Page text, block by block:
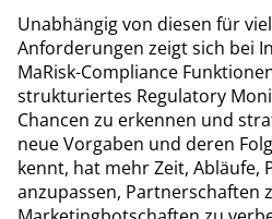
Unabhängig von diesen für
Anforderungen zeigt sich bei
MaRisk-Compliance
strukturiertes Regulatory
Chancen zu erkennen und
neue Vorgaben und deren
kennt, hat mehr Zeit, Abläufe,
anzupassen, Partnerschaften